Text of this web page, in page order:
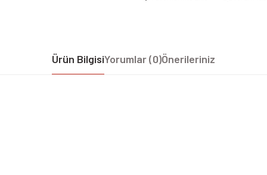
Ürün BilgisiYorumlar (0)Önerileriniz